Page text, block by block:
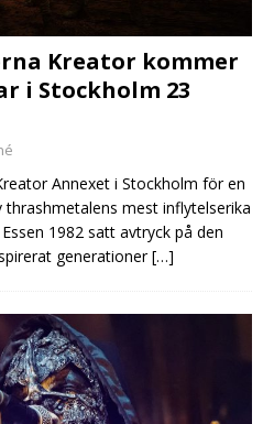
Kreator kommer
i Stockholm 23
Annexet i Stockholm för en
mest inflytelserika
1982 satt avtryck på den
generationer[…]